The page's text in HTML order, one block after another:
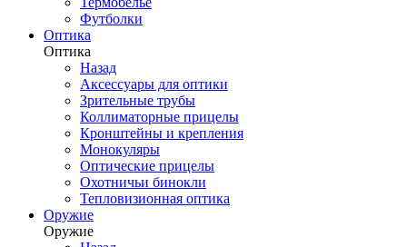
Футболки
Оптика
Оптика
Назад
Аксессуары для оптики
Зрительные трубы
Коллиматорные прицелы
Кронштейны и крепления
Монокуляры
Оптические прицелы
Охотничьи бинокли
Тепловизионная оптика
Оружие
Оружие